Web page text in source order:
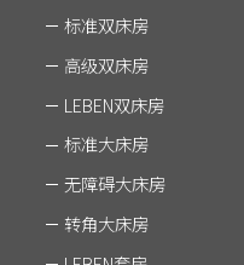
标准双床房
高级双床房
LEBEN双床房
标准大床房
无障碍大床房
转角大床房